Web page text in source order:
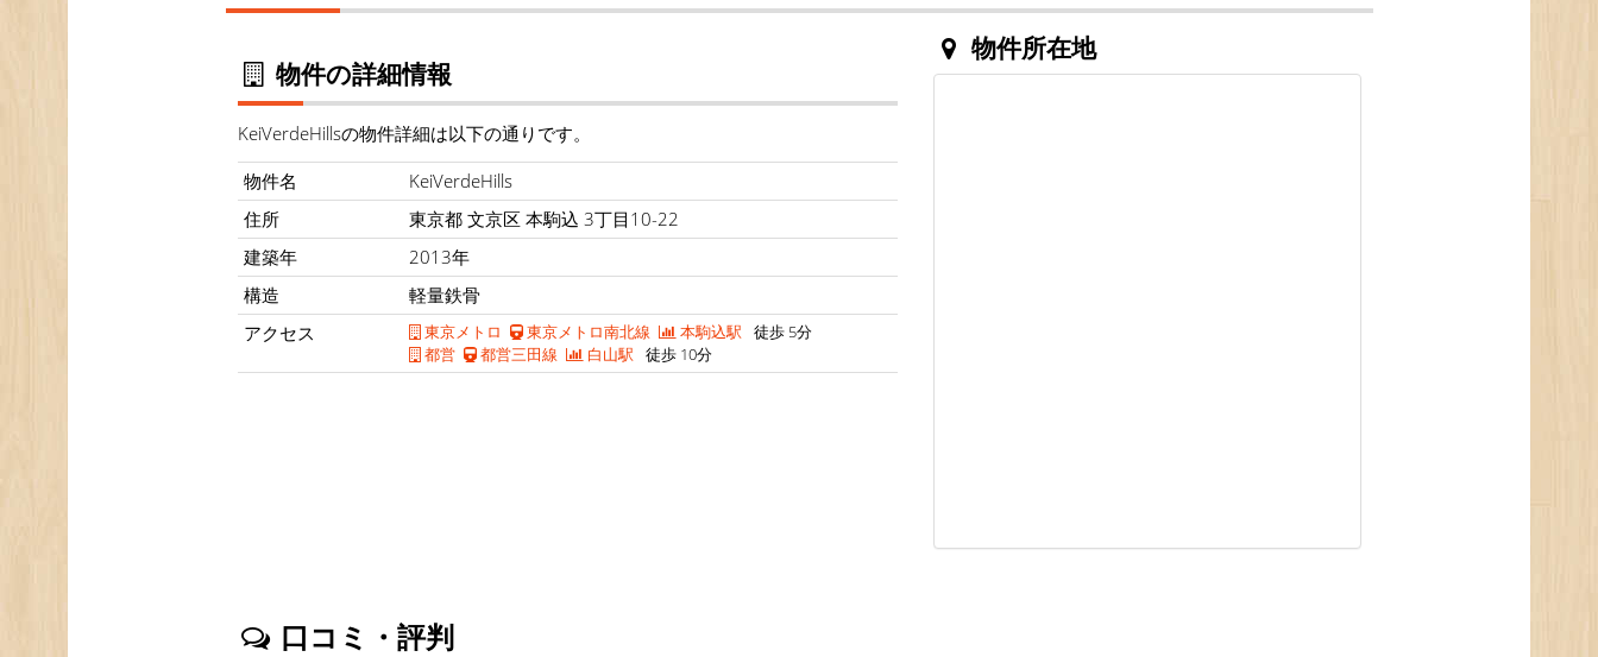
物件の詳細情報
KeiVerdeHillsの物件詳細は以下の通りです。
物件名
KeiVerdeHills
住所
東京都 文京区 本駒込 3丁目10-22
建築年
2013年
構造
軽量鉄骨
アクセス
東京メトロ 東京メトロ南北線 本駒込駅 徒歩 5分
都営
都営三田線 白山駅 徒歩 10分
物件所在地
口コミ・評判